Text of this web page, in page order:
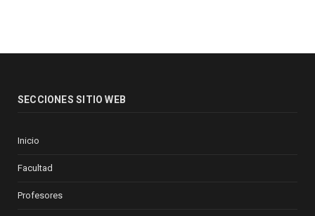
SECCIONES SITIO WEB
Inicio
Facultad
Profesores